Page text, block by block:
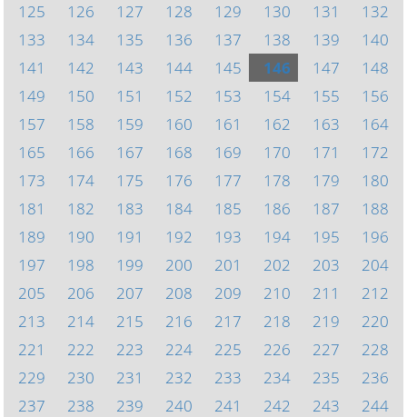
125
126 127 128 129 130 131
132
133
134 135 136 137 138 139
140
141
142 143 144 145 146 147
148
149
150 151 152 153 154 155
156
157
158 159 160 161 162 163
164
165
166 167 168 169 170 171
172
173
174 175 176 177 178 179
180
181
182 183 184 185 186 187
188
189
190 191 192 193 194 195
196
197
198 199 200 201 202 203
204
205
206 207 208 209 210 211
212
213
214 215 216 217 218 219
220
221
222 223 224 225 226 227
228
229
230 231 232 233 234 235
236
237
238 239 240 241 242 243
244